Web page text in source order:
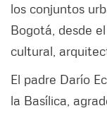
los conjuntos
Bogotá, desde
cultural,
El padre Darío
la Basílica,